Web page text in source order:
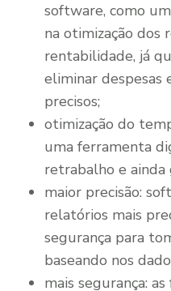
software, como
na otimização dos
rentabilidade, já
eliminar despesas
precisos;
otimização do
uma ferramenta
retrabalho e ainda
maior precisão:
relatórios mais
segurança para
baseando nos
mais segurança: